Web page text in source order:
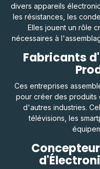
divers appareils
les résistances, les
Elles jouent un rôle
nécessaires à
Fabricants
Ces entreprises
pour créer des produits
d'autres industries.
télévisions, les